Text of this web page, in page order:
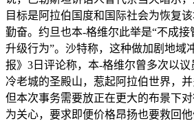
目标是阿拉伯国度和国际社会为恢复
勤奋。约旦也本-格维尔此举是“不成
升级行为”。沙特称，这种做加剧地域
报》3日评论称，本-格维尔曾多次以
冷老城的圣殿山，惹起阿拉伯世界，并
但本次事务需要放正在更大的布景下
为关心，要求即便价格昂扬也要救回